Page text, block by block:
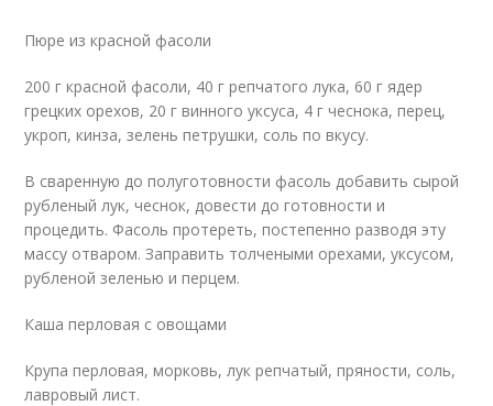
Пюре из красной фасоли
200 г красной фасоли, 40 г репчатого лука, 60 г ядер
грецких орехов, 20 г винного уксуса, 4 г чеснока, перец,
укроп, кинза, зелень петрушки, соль по вкусу.
В сваренную до полуготовности фасоль добавить сырой
рубленый лук, чеснок, довести до готовности и
процедить. Фасоль протереть, постепенно разводя эту
массу отваром. Заправить толчеными орехами, уксусом,
рубленой зеленью и перцем.
Каша перловая с овощами
Крупа перловая, морковь, лук репчатый, пряности, соль,
лавровый лист.